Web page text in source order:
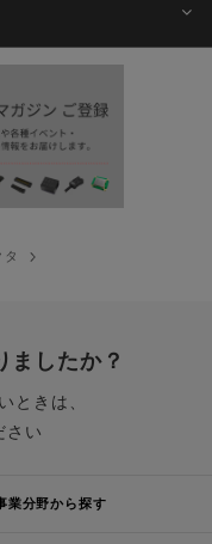
タ
ましたか？
ときは、
さい
業分野から探す